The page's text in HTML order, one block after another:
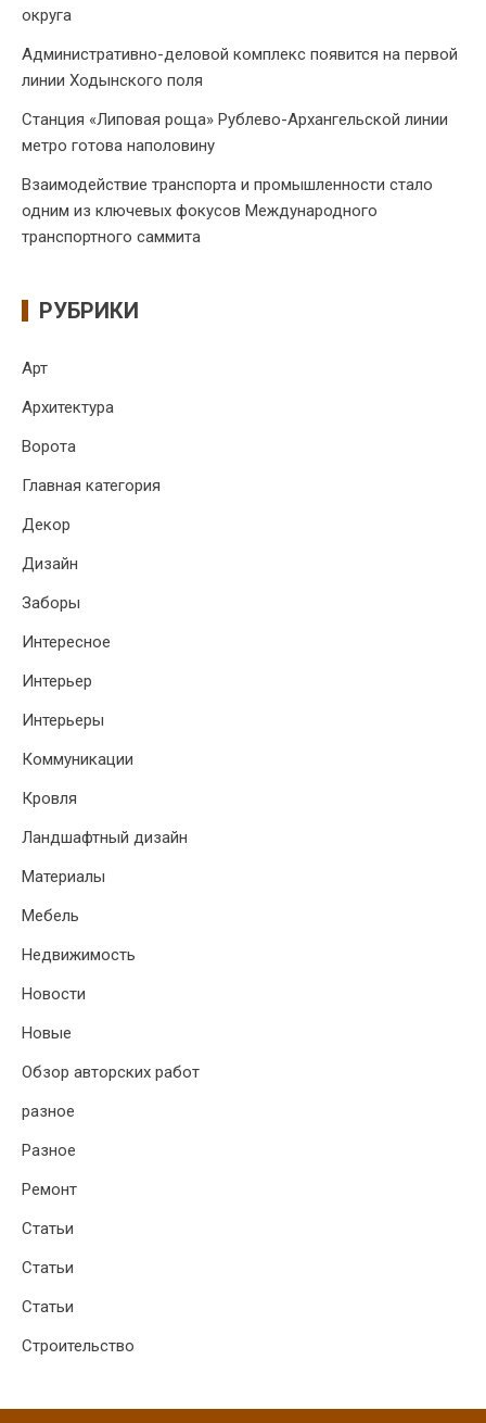
округа
Административно-деловой комплекс появится на первой
линии Ходынского поля
Станция «Липовая роща» Рублево-Архангельской линии
метро готова наполовину
Взаимодействие транспорта и промышленности стало
одним из ключевых фокусов Международного
транспортного саммита
РУБРИКИ
Арт
Архитектура
Ворота
Главная категория
Декор
Дизайн
Заборы
Интересное
Интерьер
Интерьеры
Коммуникации
Кровля
Ландшафтный дизайн
Материалы
Мебель
Недвижимость
Новости
Новые
Обзор авторских работ
разное
Разное
Ремонт
Статьи
Статьи
Статьи
Строительство